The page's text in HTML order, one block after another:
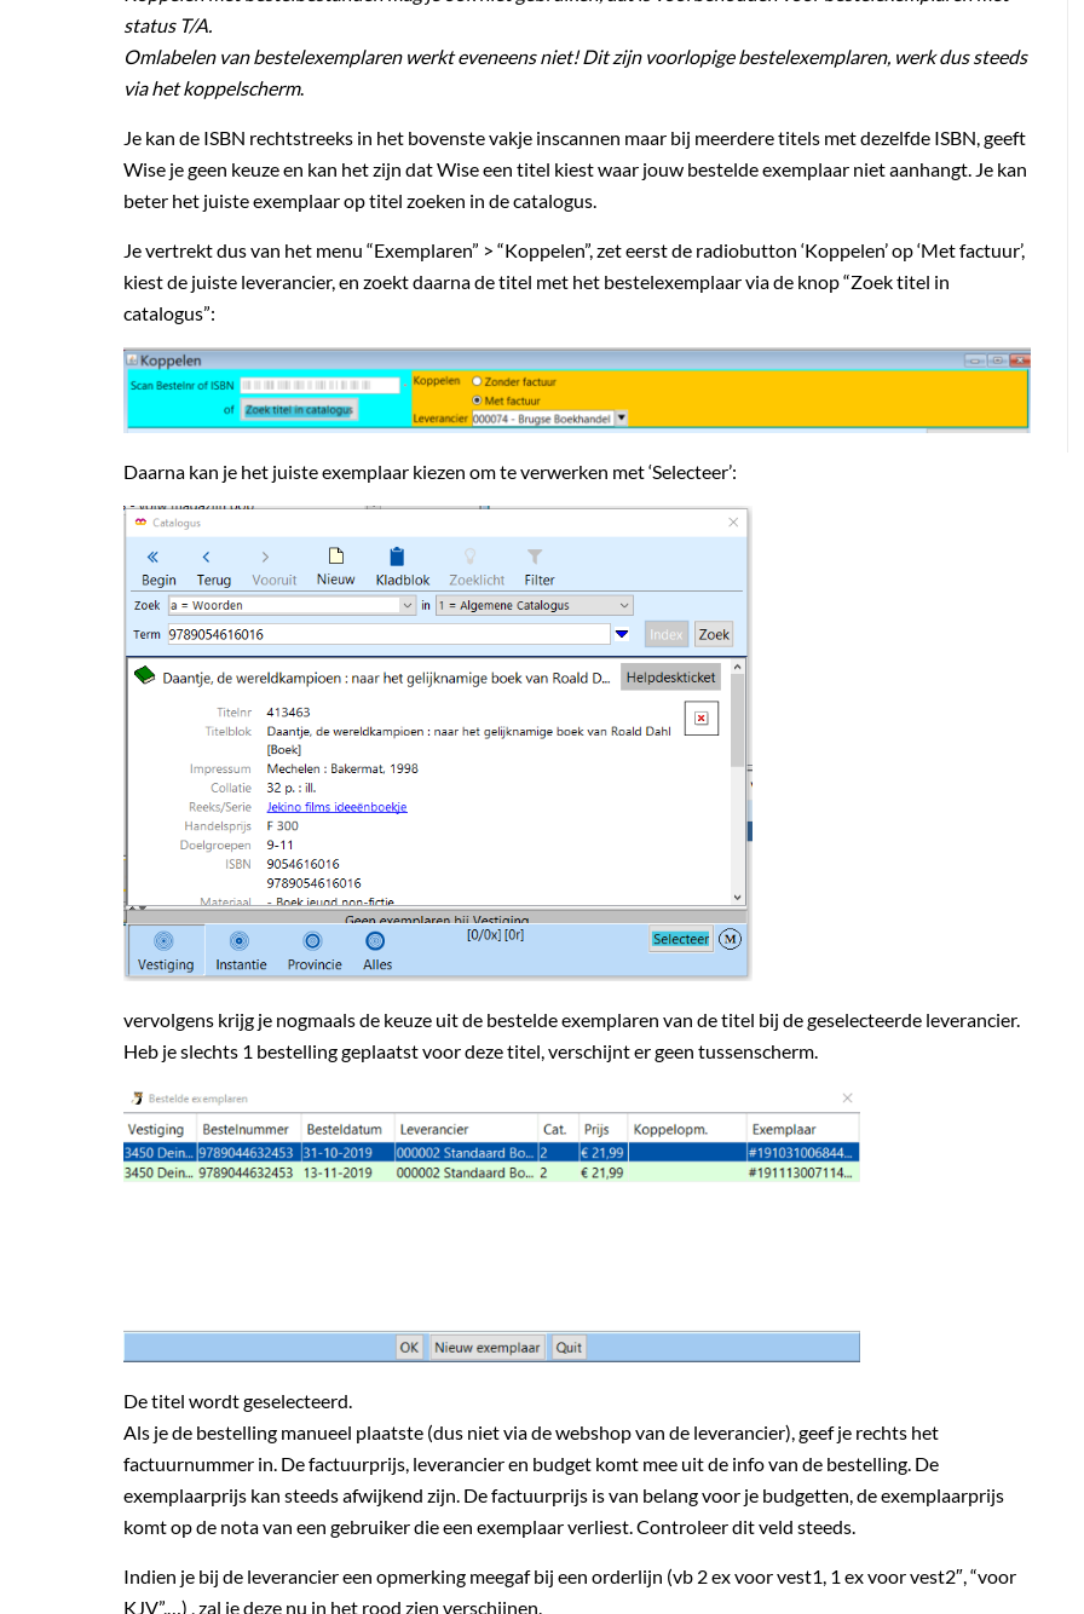
status T/A.
Omlabelen van bestelexemplaren werkt eveneens niet! Dit zijn voorlopige bestelexemplaren, werk dus steeds
via het koppelscherm.
Je kan de ISBN rechtstreeks in het bovenste vakje inscannen maar bij meerdere titels met dezelfde ISBN, geeft
Wise je geen keuze en kan het zijn dat Wise een titel kiest waar jouw bestelde exemplaar niet aanhangt. Je kan
beter het juiste exemplaar op titel zoeken in de catalogus.
Je vertrekt dus van het menu “Exemplaren” > “Koppelen”, zet eerst de radiobutton ‘Koppelen’ op ‘Met factuur’,
kiest de juiste leverancier, en zoekt daarna de titel met het bestelexemplaar via de knop “Zoek titel in
catalogus”:
Daarna kan je het juiste exemplaar kiezen om te verwerken met ‘Selecteer’:
vervolgens krijg je nogmaals de keuze uit de bestelde exemplaren van de titel bij de geselecteerde leverancier.
Heb je slechts 1 bestelling geplaatst voor deze titel, verschijnt er geen tussenscherm.
De titel wordt geselecteerd.
Als je de bestelling manueel plaatste (dus niet via de webshop van de leverancier), geef je rechts het
factuurnummer in. De factuurprijs, leverancier en budget komt mee uit de info van de bestelling. De
exemplaarprijs kan steeds afwijkend zijn. De factuurprijs is van belang voor je budgetten, de exemplaarprijs
komt op de nota van een gebruiker die een exemplaar verliest. Controleer dit veld steeds.
Indien je bij de leverancier een opmerking meegaf bij een orderlijn (vb 2 ex voor vest1, 1 ex voor vest2″, “voor
KJV”,…) , zal je deze nu in het rood zien verschijnen.